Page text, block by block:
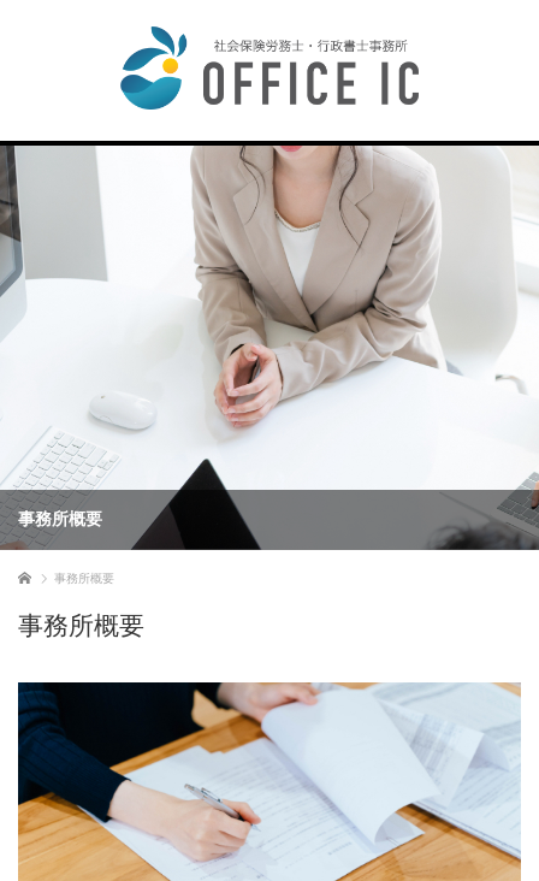
事務所概要
ホーム 事務所概要
事務所概要